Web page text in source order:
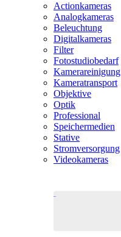
Actionkameras
Analogkameras
Beleuchtung
Digitalkameras
Filter
Fotostudiobedarf
Kamerareinigung
Kameratransport
Objektive
Optik
Professional
Speichermedien
Stative
Stromversorgung
Videokameras